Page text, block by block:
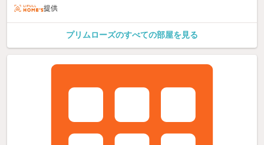
提供
プリムローズのすべての部屋を見る